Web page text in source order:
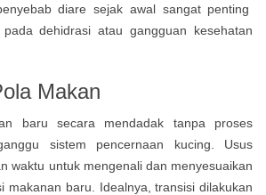
diare sejak awal sangat penting
dehidrasi atau gangguan kesehatan
Makan
baru secara mendadak tanpa proses
sistem pencernaan kucing. Usus
waktu untuk mengenali dan menyesuaikan
makanan baru. Idealnya, transisi dilakukan